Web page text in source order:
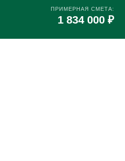
ПРИМЕРНАЯ СМЕТА:
1 834 000 ₽